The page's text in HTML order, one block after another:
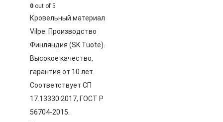
0 out of 5
Кровельный материал
Vilpe. Производство
Финляндия (SK Tuote).
Высокое качество,
гарантия от 10 лет.
Соответствует СП
17.13330.2017, ГОСТ Р
56704-2015.